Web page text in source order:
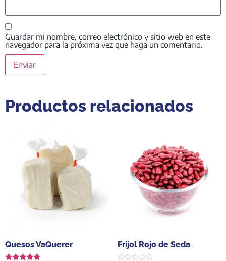
Guardar mi nombre, correo electrónico y sitio web en este
navegador para la próxima vez que haga un comentario.
Productos relacionados
Quesos VaQuerer Frijol Rojo de Seda